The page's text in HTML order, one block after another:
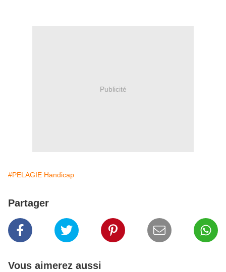
Publicité
#PELAGIE Handicap
Partager
Vous aimerez aussi